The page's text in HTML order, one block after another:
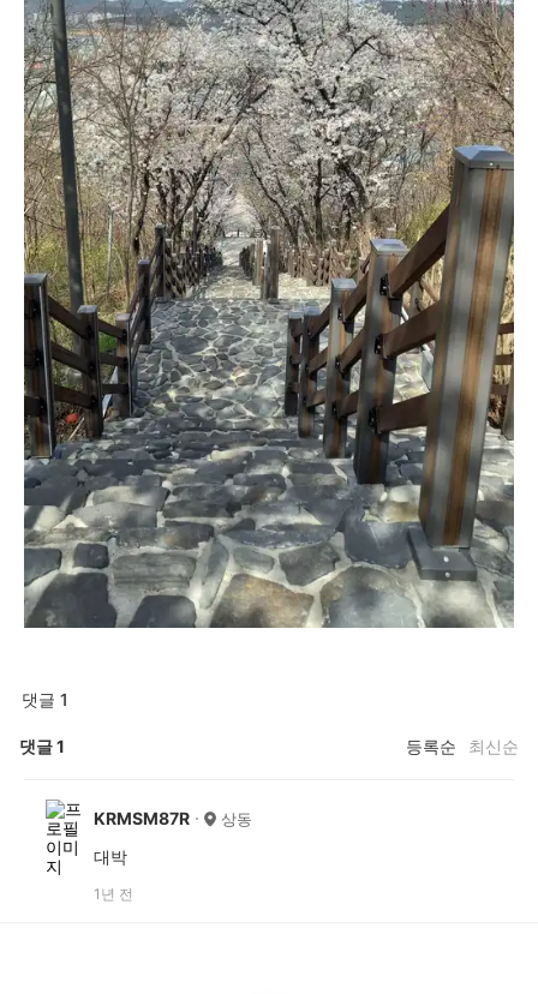
댓글 1
댓글1 등록순 최신순
KRMSM87R 상동
대박
1년 전